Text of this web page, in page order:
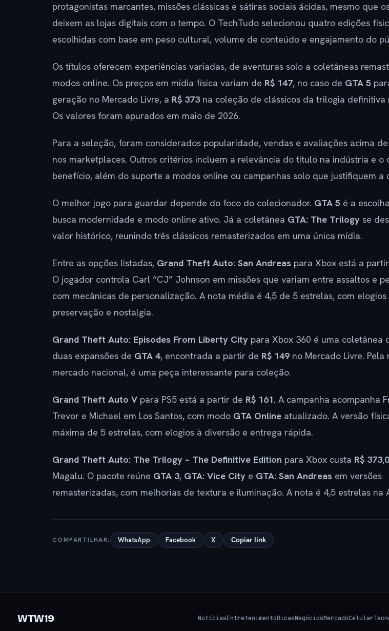
protagonistas marcantes, missões clássicas e sátiras sociais ácidas, mesmo que
deixem as lojas digitais com o tempo. O TechTudo selecionou quatro edições
escolhidas com base em peso cultural, volume de conteúdo e engajamento do
Os títulos oferecem experiências variadas, de aventuras solo a coletâneas
modos online. Os preços em mídia física variam de R$ 147, no caso de GTA 5
geração no Mercado Livre, a R$ 373na coleção de clássicos da trilogia definitiva
Os valores foram apurados em maio de 2026.
Para a seleção, foram considerados popularidade, vendas e avaliações acima
nos marketplaces. Outros critérios incluem a relevância do título na indústria e o
benefício, além do suporte a modos online ou campanhas solo que justifiquem a
O melhor jogo para guardar depende do foco do colecionador. GTA 5 é a
busca modernidade e modo online ativo. Já a coletânea GTA: The Trilogy se
valor histórico, reunindo três clássicos remasterizados em uma única mídia.
Entre as opções listadas, Grand Theft Auto: San Andreas para Xbox está a
O jogador controla Carl “CJ” Johnson em missões que variam entre assaltos e
com mecânicas de personalização. A nota média é 4,5 de 5 estrelas, com elogios
preservação e nostalgia.
Grand Theft Auto: Episodes From Liberty City para Xbox 360 é uma coletânea
duas expansões de GTA 4, encontrada a partir de R$ 149no Mercado Livre. Pela
mercado nacional, é uma peça interessante para coleção.
Grand Theft Auto V para PS5 está a partir de R$ 161. A campanha acompanha
Trevor e Michael em Los Santos, com modo GTA Online atualizado. A versão
máxima de 5 estrelas, com elogios à diversão e entrega rápida.
Grand Theft Auto: The Trilogy – The Definitive Edition para Xbox custa R$
Magalu. O pacote reúne GTA 3, GTA: Vice City e GTA: San Andreas em versões
remasterizadas, com melhorias de textura e iluminação. A nota é 4,5 estrelas na
COMPARTILHAR: WhatsApp Facebook X Copiar link
WTW19 NotíciasEntretenimentoDicasNegóciosMercadoCelular